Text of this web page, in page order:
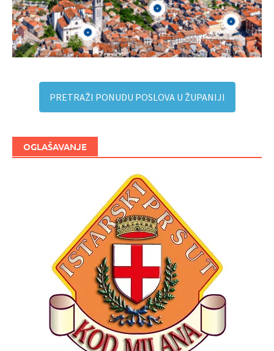
PRETRAŽI PONUDU POSLOVA U ŽUPANIJI
OGLAŠAVANJE